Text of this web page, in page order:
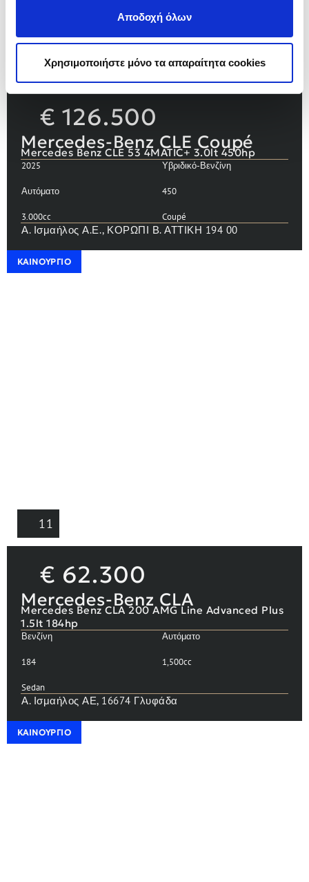
Αποδοχή όλων
Χρησιμοποιήστε μόνο τα απαραίτητα cookies
15
€ 126.500
Mercedes-Benz CLE Coupé
Mercedes Benz CLE 53 4MATIC+ 3.0lt 450hp
2025 Υβριδικό-Βενζίνη
Αυτόματο 450
3.000cc Coupé
Α. Ισμαήλος Α.Ε., ΚΟΡΩΠΙ Β. ΑΤΤΙΚΗ 194 00
11
ΚΑΙΝΟΎΡΓΙΟ
€ 62.300
Mercedes-Benz CLA
Mercedes Benz CLA 200 AMG Line Advanced Plus
1.5lt 184hp
Βενζίνη Αυτόματο
184 1,500cc
Sedan
Α. Ισμαήλος ΑΕ, 16674 Γλυφάδα
ΚΑΙΝΟΎΡΓΙΟ